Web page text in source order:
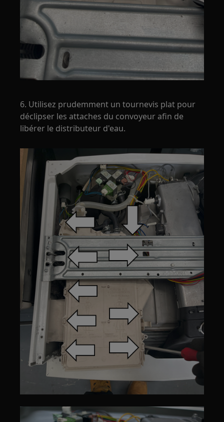
6. Utilisez prudemment un tournevis plat pour
déclipser les attaches du convoyeur afin de
libérer le distributeur d'eau.